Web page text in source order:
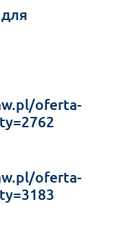
oferta-
oferta-